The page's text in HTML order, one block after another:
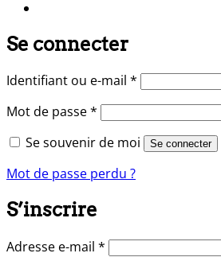
Se connecter
Identifiant ou e-mail * Obligatoire
Mot de passe* Obligatoire
Se souvenir de moi
Se connecter
Mot de passe perdu ?
S’inscrire
Adresse e-mail * Obligatoire